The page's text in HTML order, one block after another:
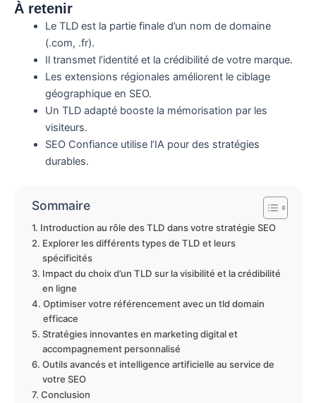
À retenir
Le TLD est la partie finale d’un nom de domaine
(.com, .fr).
Il transmet l’identité et la crédibilité de votre marque.
Les extensions régionales améliorent le ciblage
géographique en SEO.
Un TLD adapté booste la mémorisation par les
visiteurs.
SEO Confiance utilise l’IA pour des stratégies
durables.
Sommaire
Introduction au rôle des TLD dans votre stratégie SEO
Explorer les différents types de TLD et leurs
spécificités
Impact du choix d’un TLD sur la visibilité et la crédibilité
en ligne
Optimiser votre référencement avec un tld domain
efficace
Stratégies innovantes en marketing digital et
accompagnement personnalisé
Outils avancés et intelligence artificielle au service de
votre SEO
Conclusion